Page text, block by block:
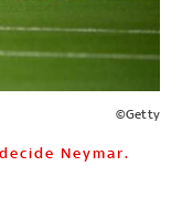
©Getty